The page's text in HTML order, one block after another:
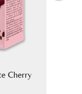
Cherry